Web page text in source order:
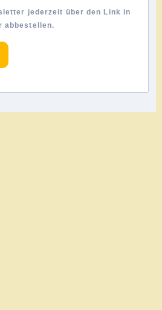
jederzeit über den Link in
abbestellen.